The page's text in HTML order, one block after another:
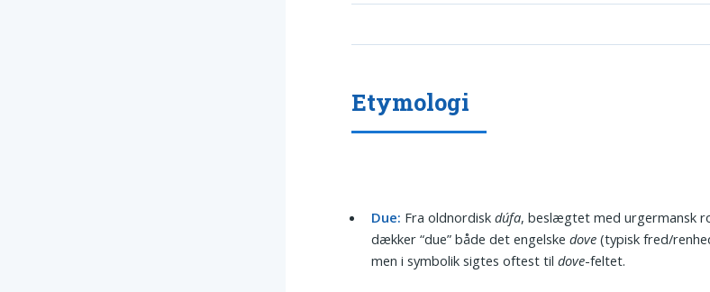
Etymologi
Due: Fra oldnordiskdúfa, beslægtet med urgermansk
dækker “due” både det engelskedove (typisk fred/
men i symbolik sigtes oftest tildove-feltet.